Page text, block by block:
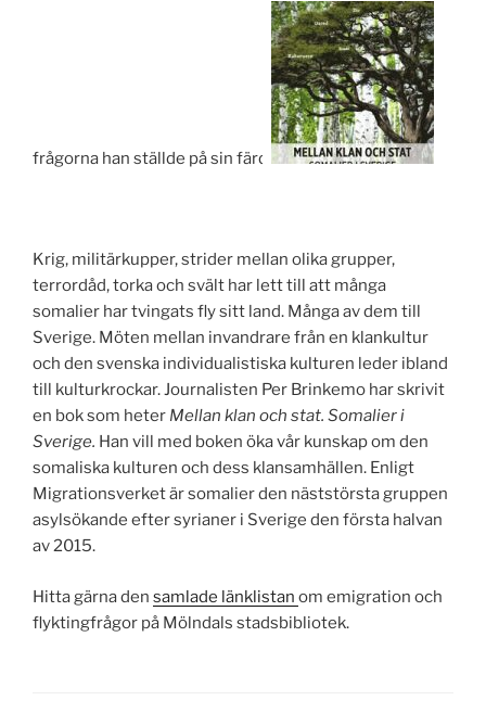
frågorna han ställde på sin färd.
Krig, militärkupper, strider mellan olika grupper,
terrordåd, torka och svält har lett till att många
somalier har tvingats fly sitt land. Många av dem till
Sverige. Möten mellan invandrare från en klankultur
och den svenska individualistiska kulturen leder ibland
till kulturkrockar. Journalisten Per Brinkemo har skrivit
en bok som heter Mellan klan och stat. Somalier i
Sverige. Han vill med boken öka vår kunskap om den
somaliska kulturen och dess klansamhällen. Enligt
Migrationsverket är somalier den näststörsta gruppen
asylsökande efter syrianer i Sverige den första halvan
av 2015.
Hitta gärna den samlade länklistan om emigration och
flyktingfrågor på Mölndals stadsbibliotek.